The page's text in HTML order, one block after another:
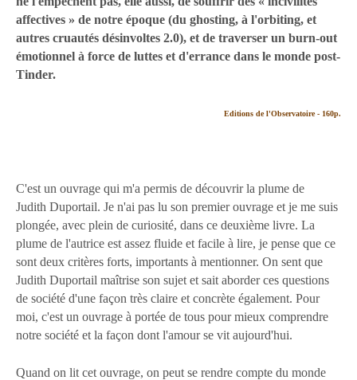
affectives » de notre époque (du ghosting, à l'orbiting, et
autres cruautés désinvoltes 2.0), et de traverser un burn-out
émotionnel à force de luttes et d'errance dans le monde post-
Tinder.
Editions de l'Observatoire - 160p.
C'est un ouvrage qui m'a permis de découvrir la plume de
Judith Duportail. Je n'ai pas lu son premier ouvrage et je me suis
plongée, avec plein de curiosité, dans ce deuxième livre. La
plume de l'autrice est assez fluide et facile à lire, je pense que ce
sont deux critères forts, importants à mentionner. On sent que
Judith Duportail maîtrise son sujet et sait aborder ces questions
de société d'une façon très claire et concrète également. Pour
moi, c'est un ouvrage à portée de tous pour mieux comprendre
notre société et la façon dont l'amour se vit aujourd'hui.
Quand on lit cet ouvrage, on peut se rendre compte du monde